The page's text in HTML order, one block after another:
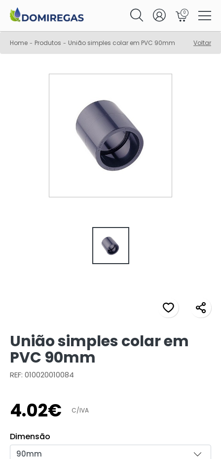
0
Home - Produtos - União simples colar em PVC 90mm Voltar
União simples colar em
PVC 90mm
REF: 010020010084
4.02€ C/IVA
Dimensão